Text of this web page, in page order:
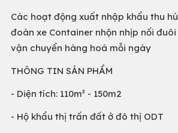
Các hoạt động xuất nhập khẩu thu
đoàn xe Container nhộn nhịp nối
vận chuyển hàng hoá mỗi ngày
THÔNG TIN SẢN PHẨM
- Diện tích: 110m² - 150m2
- Hộ khẩu thị trấn đất ở đô thị ODT